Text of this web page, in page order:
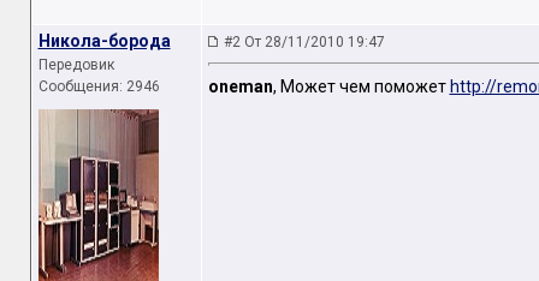
Никола-борода
Передовик
Сообщения: 2946
#2 От 28/11/2010 19:47
oneman, Может чем поможет http://